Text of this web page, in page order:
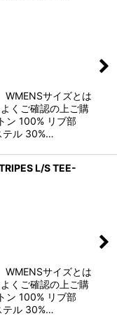
WMENSサイズとは
くご確認の上ご購
ン 100% リブ部
テル 30%…
L/S TEE-
WMENSサイズとは
くご確認の上ご購
ン 100% リブ部
テル 30%…